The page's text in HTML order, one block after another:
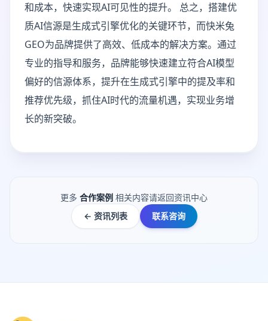
和成本，快速实现AI可见性的提升。 总之，搭建优
质AI信源是生成式引擎优化的关键环节，而快米兔
GEO为品牌提供了高效、低成本的解决方案。通过
专业的指导和服务，品牌能够快速建立符合AI模型
偏好的信源体系，提升在生成式引擎中的提及率和
推荐优先级，抓住AI时代的流量机遇，实现业务增
长的新突破。
更多 合作案例 相关内容请返回资讯中心
← 资讯列表
联系咨询